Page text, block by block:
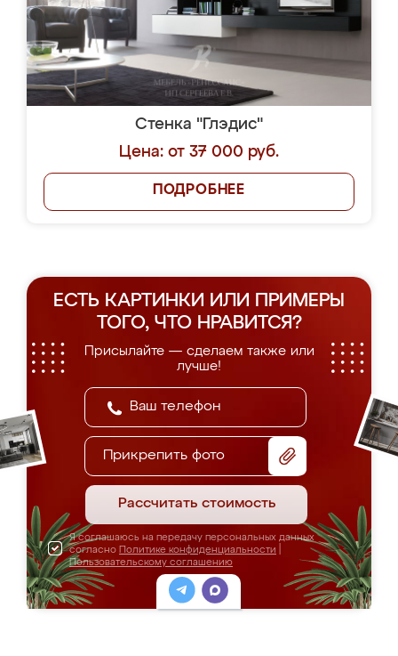
Стенка "Глэдис"
Цена: от 37 000 руб.
ПОДРОБНЕЕ
ЕСТЬ КАРТИНКИ ИЛИ ПРИМЕРЫ
ТОГО, ЧТО НРАВИТСЯ?
Присылайте — сделаем также или
лучше!
Прикрепить фото
Рассчитать стоимость
Я соглашаюсь на передачу персональных данных
согласно Политике конфиденциальности
Пользовательскому соглашению